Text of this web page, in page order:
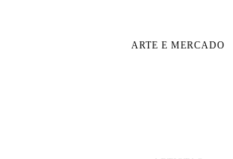
ARTE E MERCADO